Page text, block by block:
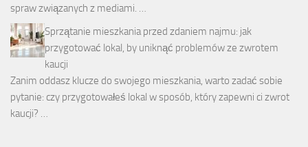
spraw związanych z mediami. …
Sprzątanie mieszkania przed zdaniem najmu: jak
przygotować lokal, by uniknąć problemów ze zwrotem
kaucji
Zanim oddasz klucze do swojego mieszkania, warto zadać sobie
pytanie: czy przygotowałeś lokal w sposób, który zapewni ci zwrot
kaucji? …